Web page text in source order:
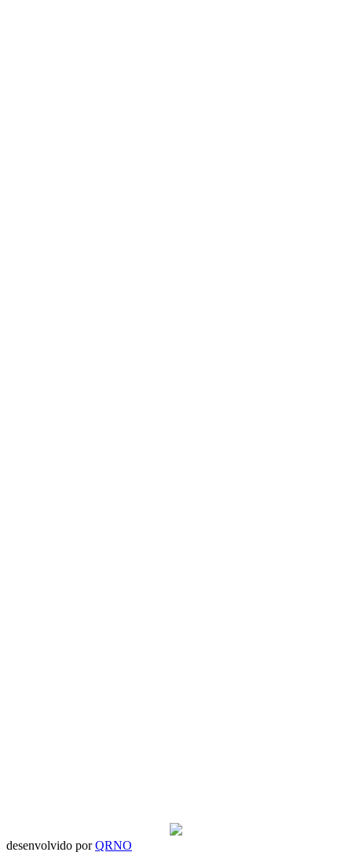
desenvolvido porQRNO